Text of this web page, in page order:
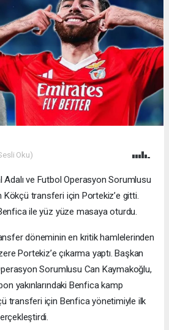
Oku)
Adalı ve Futbol Operasyon Sorumlusu
Kökçü transferi için Portekiz’e gitti.
ile yüz yüze masaya oturdu.
döneminin en kritik hamlelerinden
Portekiz’e çıkarma yaptı. Başkan
Sorumlusu Can Kaymakoğlu,
yakınlarındaki Benfica kamp
transferi için Benfica yönetimiyle ilk